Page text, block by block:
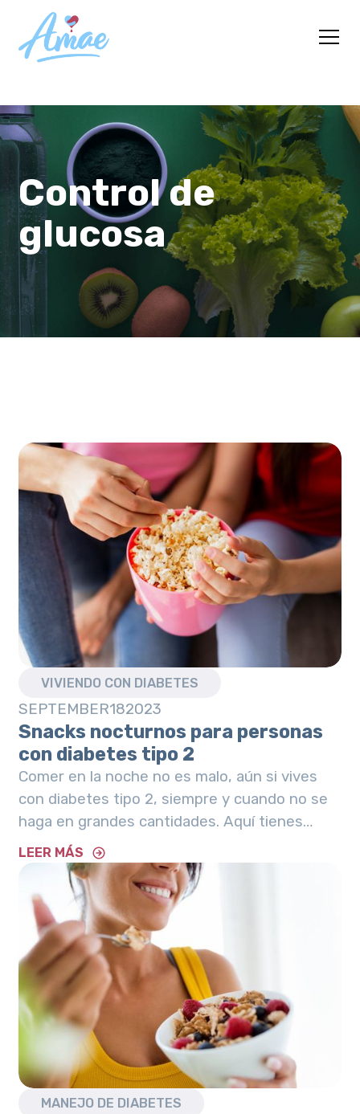
Control de
glucosa
VIVIENDO CON DIABETES
SEPTEMBER182023
Snacks nocturnos para personas
con diabetes tipo 2
Comer en la noche no es malo, aún si vives
con diabetes tipo 2, siempre y cuando no se
haga en grandes cantidades. Aquí tienes
recetas aptas para ti.
LEER MÁS
MANEJO DE DIABETES